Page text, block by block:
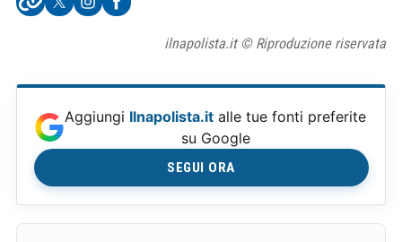
ilnapolista.it © Riproduzione riservata
Aggiungi Ilnapolista.it alle tue fonti preferite
su Google
SEGUI ORA